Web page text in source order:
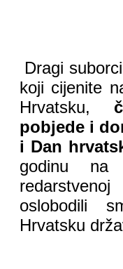
Dragi
koji cijenite
Hrvatsku,
pobjede i
i Dan
godinu
oslobodili
Hrvatsku